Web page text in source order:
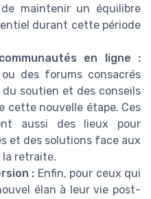
maintenir un équilibre
durant cette période
en ligne :
des forums consacrés
soutien et des conseils
cette nouvelle étape. Ces
aussi des lieux pour
et des solutions face aux
la retraite.
: Enfin, pour ceux qui
élan à leur vie post-